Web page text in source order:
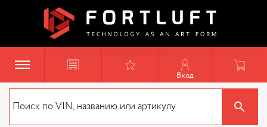
Вход